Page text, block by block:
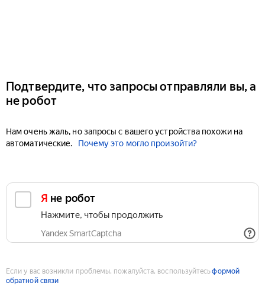
Подтвердите, что запросы отправляли вы, а
не робот
Нам очень жаль, но запросы с вашего устройства похожи на
автоматические.
Почему это могло произойти?
Я не робот
Нажмите, чтобы продолжить
Yandex SmartCaptcha
Если у вас возникли проблемы, пожалуйста, воспользуйтесьформой
обратной связи